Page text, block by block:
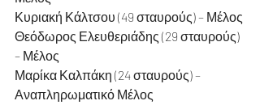
Κυριακή Κάλτσου (49 σταυρούς) – Μέλος
Θεόδωρος Ελευθεριάδης (29 σταυρούς)
– Μέλος
Μαρίκα Καλπάκη (24 σταυρούς) –
Αναπληρωματικό Μέλος